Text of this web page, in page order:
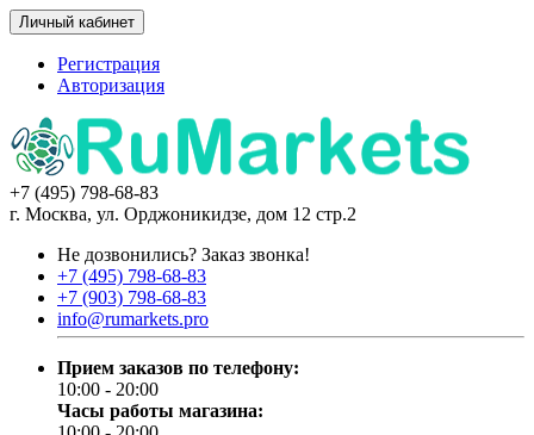
Личный кабинет
Регистрация
Авторизация
+7 (495) 798-68-83
г. Москва, ул. Орджоникидзе, дом 12 стр.2
Не дозвонились? Заказ звонка!
+7 (495) 798-68-83
+7 (903) 798-68-83
info@rumarkets.pro
Прием заказов по телефону:
10:00 - 20:00
Часы работы магазина: